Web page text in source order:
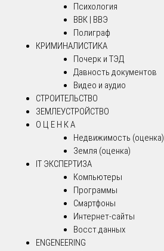
Психология
ВВК | ВВЭ
Полиграф
КРИМИНАЛИСТИКА
Почерк и ТЭД
Давность документов
Видео и аудио
СТРОИТЕЛЬСТВО
ЗЕМЛЕУСТРОЙСТВО
О Ц Е Н К А
Недвижимость (оценка)
Земля (оценка)
IT ЭКСПЕРТИЗА
Компьютеры
Программы
Смартфоны
Интернет-сайты
Восст.данных
ENGENEERING